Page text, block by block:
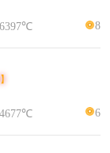
6397℃ 8
4677℃ 6